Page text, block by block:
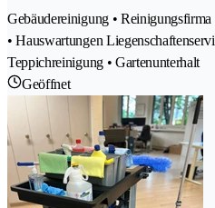
Gebäudereinigung •
• Hauswartungen
Teppichreinigung • Gartenunterhalt
Geöffnet